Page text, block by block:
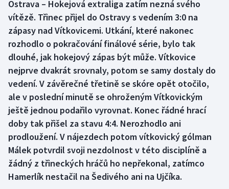
Box
Curling
Dostihy
Florbal
Futsal
Golf
Gymnastika
Házená
Ostrava – Hokejová extraliga zatím nezná svého
vítězě. Třinec přijel do Ostravy s vedením 3:0 na
zápasy nad Vítkovicemi. Utkání, které nakonec
rozhodlo o pokračování finálové série, bylo tak
dlouhé, jak hokejový zápas být může. Vítkovice
nejprve dvakrát srovnaly, potom se samy dostaly do
vedení. V závěrečné třetině se skóre opět otočilo,
ale v poslední minutě se ohroženým Vítkovickým
ještě jednou podařilo vyrovnat. Konec řádné hrací
doby tak přišel za stavu 4:4. Nerozhodlo ani
prodloužení. V nájezdech potom vítkovický gólman
Málek potvrdil svoji nezdolnost v této disciplíně a
žádný z třineckých hráčů ho nepřekonal, zatímco
Hamerlík nestačil na Šedivého ani na Ujčíka.